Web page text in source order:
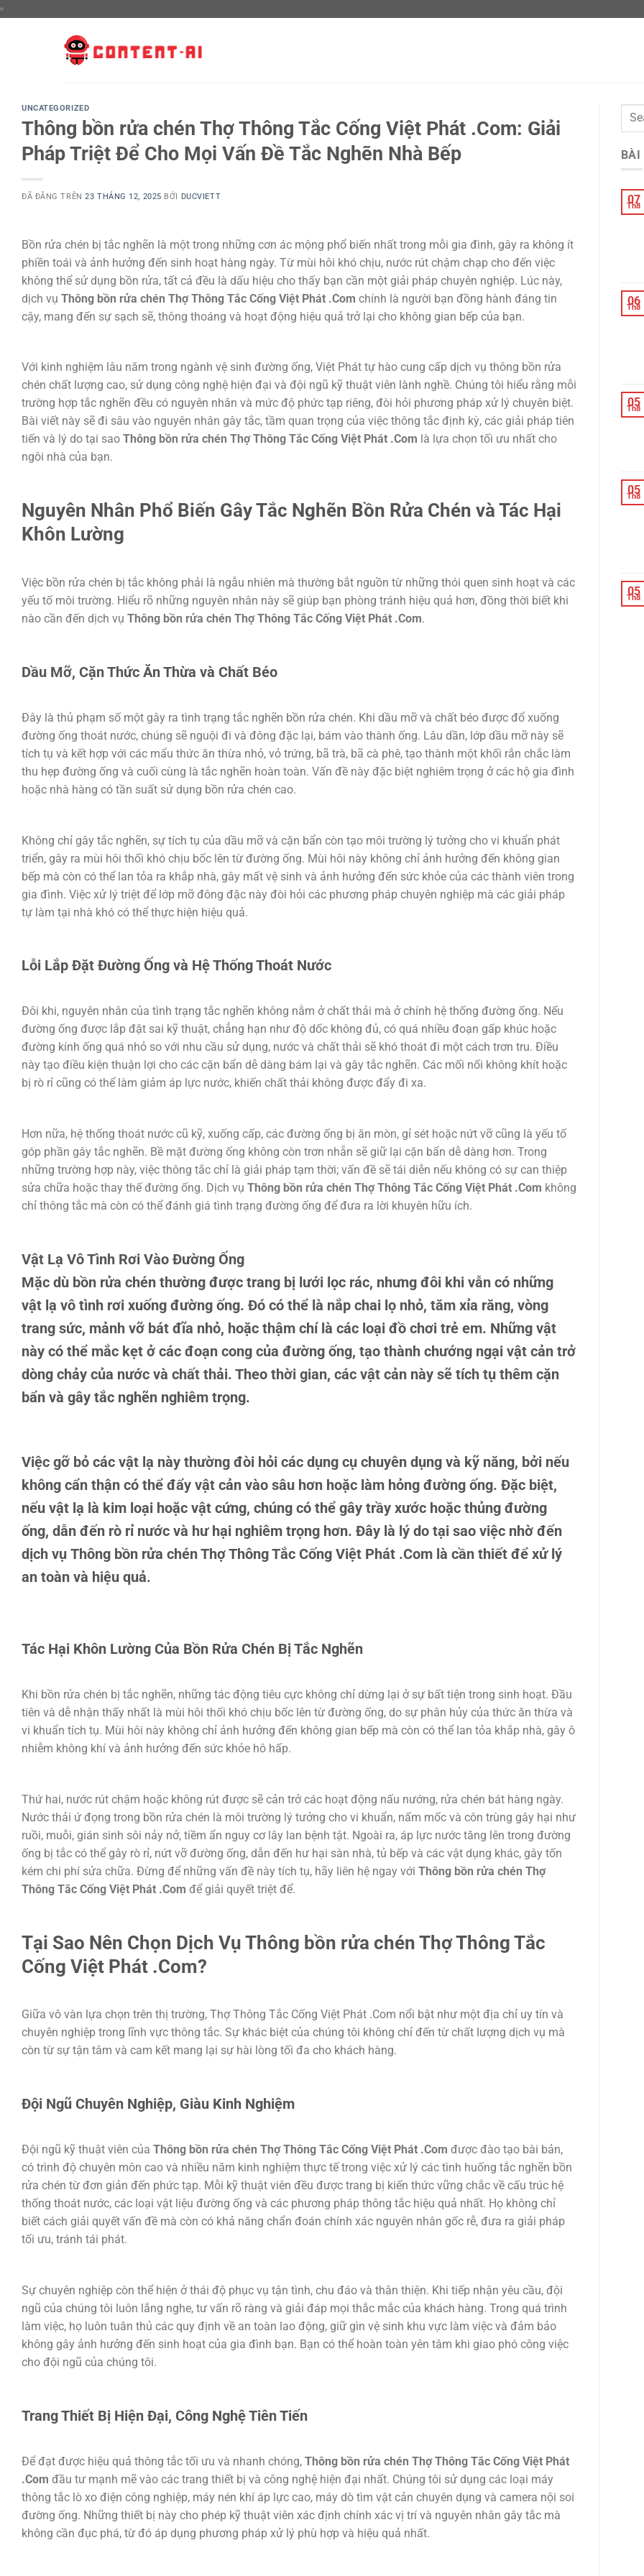
UNCATEGORIZED
Thông bồn rửa chén Thợ Thông Tắc Cống Việt Phát .Com: Giải
Pháp Triệt Để Cho Mọi Vấn Đề Tắc Nghẽn Nhà Bếp
ĐÃ ĐĂNG TRÊN23 THÁNG 12, 2025 BỞI DUCVIETT
Bồn rửa chén bị tắc nghẽn là một trong những cơn ác mộng phổ biến nhất trong mỗi gia đình, gây ra không ít
phiền toái và ảnh hưởng đến sinh hoạt hàng ngày. Từ mùi hôi khó chịu, nước rút chậm chạp cho đến việc
không thể sử dụng bồn rửa, tất cả đều là dấu hiệu cho thấy bạn cần một giải pháp chuyên nghiệp. Lúc này,
dịch vụ Thông bồn rửa chén Thợ Thông Tắc Cống Việt Phát .Com chính là người bạn đồng hành đáng tin
cậy, mang đến sự sạch sẽ, thông thoáng và hoạt động hiệu quả trở lại cho không gian bếp của bạn.
Với kinh nghiệm lâu năm trong ngành vệ sinh đường ống, Việt Phát tự hào cung cấp dịch vụ thông bồn rửa
chén chất lượng cao, sử dụng công nghệ hiện đại và đội ngũ kỹ thuật viên lành nghề. Chúng tôi hiểu rằng mỗi
trường hợp tắc nghẽn đều có nguyên nhân và mức độ phức tạp riêng, đòi hỏi phương pháp xử lý chuyên biệt.
Bài viết này sẽ đi sâu vào nguyên nhân gây tắc, tầm quan trọng của việc thông tắc định kỳ, các giải pháp tiên
tiến và lý do tại sao Thông bồn rửa chén Thợ Thông Tắc Cống Việt Phát .Com là lựa chọn tối ưu nhất cho
ngôi nhà của bạn.
Nguyên Nhân Phổ Biến Gây Tắc Nghẽn Bồn Rửa Chén và Tác Hại
Khôn Lường
Việc bồn rửa chén bị tắc không phải là ngẫu nhiên mà thường bắt nguồn từ những thói quen sinh hoạt và các
yếu tố môi trường. Hiểu rõ những nguyên nhân này sẽ giúp bạn phòng tránh hiệu quả hơn, đồng thời biết khi
nào cần đến dịch vụ Thông bồn rửa chén Thợ Thông Tắc Cống Việt Phát .Com.
Dầu Mỡ, Cặn Thức Ăn Thừa và Chất Béo
Đây là thủ phạm số một gây ra tình trạng tắc nghẽn bồn rửa chén. Khi dầu mỡ và chất béo được đổ xuống
đường ống thoát nước, chúng sẽ nguội đi và đông đặc lại, bám vào thành ống. Lâu dần, lớp dầu mỡ này sẽ
tích tụ và kết hợp với các mẩu thức ăn thừa nhỏ, vỏ trứng, bã trà, bã cà phê, tạo thành một khối rắn chắc làm
thu hẹp đường ống và cuối cùng là tắc nghẽn hoàn toàn. Vấn đề này đặc biệt nghiêm trọng ở các hộ gia đình
hoặc nhà hàng có tần suất sử dụng bồn rửa chén cao.
Không chỉ gây tắc nghẽn, sự tích tụ của dầu mỡ và cặn bẩn còn tạo môi trường lý tưởng cho vi khuẩn phát
triển, gây ra mùi hôi thối khó chịu bốc lên từ đường ống. Mùi hôi này không chỉ ảnh hưởng đến không gian
bếp mà còn có thể lan tỏa ra khắp nhà, gây mất vệ sinh và ảnh hưởng đến sức khỏe của các thành viên trong
gia đình. Việc xử lý triệt để lớp mỡ đông đặc này đòi hỏi các phương pháp chuyên nghiệp mà các giải pháp
tự làm tại nhà khó có thể thực hiện hiệu quả.
Lỗi Lắp Đặt Đường Ống và Hệ Thống Thoát Nước
Đôi khi, nguyên nhân của tình trạng tắc nghẽn không nằm ở chất thải mà ở chính hệ thống đường ống. Nếu
đường ống được lắp đặt sai kỹ thuật, chẳng hạn như độ dốc không đủ, có quá nhiều đoạn gấp khúc hoặc
đường kính ống quá nhỏ so với nhu cầu sử dụng, nước và chất thải sẽ khó thoát đi một cách trơn tru. Điều
này tạo điều kiện thuận lợi cho các cặn bẩn dễ dàng bám lại và gây tắc nghẽn. Các mối nối không khít hoặc
bị rò rỉ cũng có thể làm giảm áp lực nước, khiến chất thải không được đẩy đi xa.
Hơn nữa, hệ thống thoát nước cũ kỹ, xuống cấp, các đường ống bị ăn mòn, gỉ sét hoặc nứt vỡ cũng là yếu tố
góp phần gây tắc nghẽn. Bề mặt đường ống không còn trơn nhẵn sẽ giữ lại cặn bẩn dễ dàng hơn. Trong
những trường hợp này, việc thông tắc chỉ là giải pháp tạm thời; vấn đề sẽ tái diễn nếu không có sự can thiệp
sửa chữa hoặc thay thế đường ống. Dịch vụ Thông bồn rửa chén Thợ Thông Tắc Cống Việt Phát .Com không
chỉ thông tắc mà còn có thể đánh giá tình trạng đường ống để đưa ra lời khuyên hữu ích.
Vật Lạ Vô Tình Rơi Vào Đường Ống
Mặc dù bồn rửa chén thường được trang bị lưới lọc rác, nhưng đôi khi vẫn có những
vật lạ vô tình rơi xuống đường ống. Đó có thể là nắp chai lọ nhỏ, tăm xỉa răng, vòng
trang sức, mảnh vỡ bát đĩa nhỏ, hoặc thậm chí là các loại đồ chơi trẻ em. Những vật
này có thể mắc kẹt ở các đoạn cong của đường ống, tạo thành chướng ngại vật cản trở
dòng chảy của nước và chất thải. Theo thời gian, các vật cản này sẽ tích tụ thêm cặn
bẩn và gây tắc nghẽn nghiêm trọng.
Việc gỡ bỏ các vật lạ này thường đòi hỏi các dụng cụ chuyên dụng và kỹ năng, bởi nếu
không cẩn thận có thể đẩy vật cản vào sâu hơn hoặc làm hỏng đường ống. Đặc biệt,
nếu vật lạ là kim loại hoặc vật cứng, chúng có thể gây trầy xước hoặc thủng đường
ống, dẫn đến rò rỉ nước và hư hại nghiêm trọng hơn. Đây là lý do tại sao việc nhờ đến
dịch vụ Thông bồn rửa chén Thợ Thông Tắc Cống Việt Phát .Com là cần thiết để xử lý
an toàn và hiệu quả.
Tác Hại Khôn Lường Của Bồn Rửa Chén Bị Tắc Nghẽn
Khi bồn rửa chén bị tắc nghẽn, những tác động tiêu cực không chỉ dừng lại ở sự bất tiện trong sinh hoạt. Đầu
tiên và dễ nhận thấy nhất là mùi hôi thối khó chịu bốc lên từ đường ống, do sự phân hủy của thức ăn thừa và
vi khuẩn tích tụ. Mùi hôi này không chỉ ảnh hưởng đến không gian bếp mà còn có thể lan tỏa khắp nhà, gây ô
nhiễm không khí và ảnh hưởng đến sức khỏe hô hấp.
Thứ hai, nước rút chậm hoặc không rút được sẽ cản trở các hoạt động nấu nướng, rửa chén bát hàng ngày.
Nước thải ứ đọng trong bồn rửa chén là môi trường lý tưởng cho vi khuẩn, nấm mốc và côn trùng gây hại như
ruồi, muỗi, gián sinh sôi nảy nở, tiềm ẩn nguy cơ lây lan bệnh tật. Ngoài ra, áp lực nước tăng lên trong đường
ống bị tắc có thể gây rò rỉ, nứt vỡ đường ống, dẫn đến hư hại sàn nhà, tủ bếp và các vật dụng khác, gây tốn
kém chi phí sửa chữa. Đừng để những vấn đề này tích tụ, hãy liên hệ ngay với Thông bồn rửa chén Thợ
Thông Tắc Cống Việt Phát .Com để giải quyết triệt để.
Tại Sao Nên Chọn Dịch Vụ Thông bồn rửa chén Thợ Thông Tắc
Cống Việt Phát .Com?
Giữa vô vàn lựa chọn trên thị trường, Thợ Thông Tắc Cống Việt Phát .Com nổi bật như một địa chỉ uy tín và
chuyên nghiệp trong lĩnh vực thông tắc. Sự khác biệt của chúng tôi không chỉ đến từ chất lượng dịch vụ mà
còn từ sự tận tâm và cam kết mang lại sự hài lòng tối đa cho khách hàng.
Đội Ngũ Chuyên Nghiệp, Giàu Kinh Nghiệm
Đội ngũ kỹ thuật viên của Thông bồn rửa chén Thợ Thông Tắc Cống Việt Phát .Com được đào tạo bài bản,
có trình độ chuyên môn cao và nhiều năm kinh nghiệm thực tế trong việc xử lý các tình huống tắc nghẽn bồn
rửa chén từ đơn giản đến phức tạp. Mỗi kỹ thuật viên đều được trang bị kiến thức vững chắc về cấu trúc hệ
thống thoát nước, các loại vật liệu đường ống và các phương pháp thông tắc hiệu quả nhất. Họ không chỉ
biết cách giải quyết vấn đề mà còn có khả năng chẩn đoán chính xác nguyên nhân gốc rễ, đưa ra giải pháp
tối ưu, tránh tái phát.
Sự chuyên nghiệp còn thể hiện ở thái độ phục vụ tận tình, chu đáo và thân thiện. Khi tiếp nhận yêu cầu, đội
ngũ của chúng tôi luôn lắng nghe, tư vấn rõ ràng và giải đáp mọi thắc mắc của khách hàng. Trong quá trình
làm việc, họ luôn tuân thủ các quy định về an toàn lao động, giữ gìn vệ sinh khu vực làm việc và đảm bảo
không gây ảnh hưởng đến sinh hoạt của gia đình bạn. Bạn có thể hoàn toàn yên tâm khi giao phó công việc
cho đội ngũ của chúng tôi.
Trang Thiết Bị Hiện Đại, Công Nghệ Tiên Tiến
Để đạt được hiệu quả thông tắc tối ưu và nhanh chóng, Thông bồn rửa chén Thợ Thông Tắc Cống Việt Phát
.Com đầu tư mạnh mẽ vào các trang thiết bị và công nghệ hiện đại nhất. Chúng tôi sử dụng các loại máy
thông tắc lò xo điện công nghiệp, máy nén khí áp lực cao, máy dò tìm vật cản chuyên dụng và camera nội soi
đường ống. Những thiết bị này cho phép kỹ thuật viên xác định chính xác vị trí và nguyên nhân gây tắc mà
không cần đục phá, từ đó áp dụng phương pháp xử lý phù hợp và hiệu quả nhất.
BÀI
07
Th8
06
Th8
05
Th8
05
Th8
05
Th8